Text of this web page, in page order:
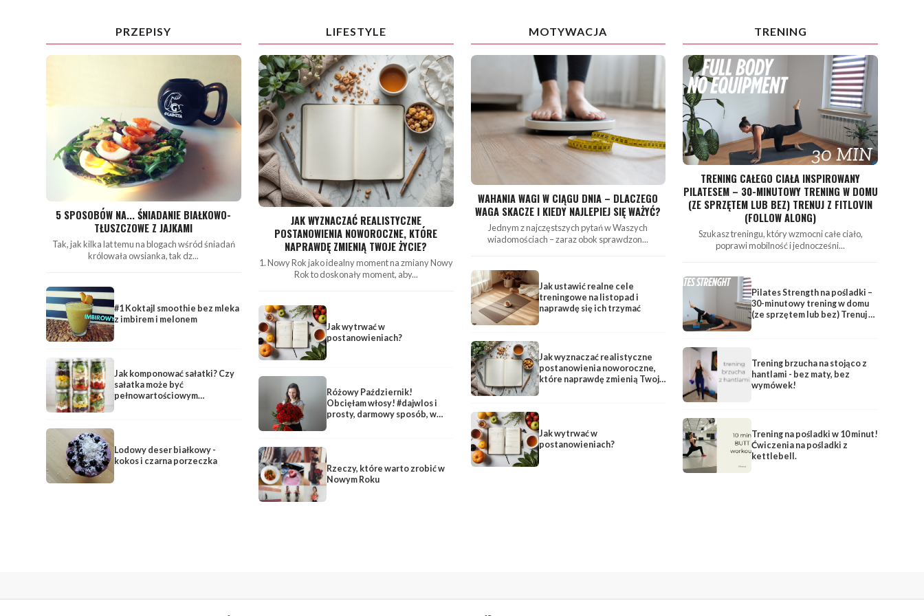
PRZEPISY
5 SPOSOBÓW NA... ŚNIADANIE BIAŁKOWO-
TŁUSZCZOWE Z JAJKAMI
Tak, jak kilka lat temu na blogach wśród śniadań
królowała owsianka, tak dz...
#1 Koktajl smoothie bez mleka
z imbirem i melonem
Jak komponować sałatki? Czy
sałatka może być
pełnowartościowym
Lodowy deser białkowy -
kokos i czarna porzeczka
LIFESTYLE
JAK WYZNACZAĆ REALISTYCZNE
POSTANOWIENIA NOWOROCZNE, KTÓRE
NAPRAWDĘ ZMIENIĄ TWOJE ŻYCIE?
1. Nowy Rok jako idealny moment na zmiany Nowy
Rok to doskonały moment, aby...
Jak wytrwać w
postanowieniach?
Różowy Październik!
Obcięłam włosy! #dajwlos i
prosty, darmowy sposób, w
Rzeczy, które warto zrobić w
Nowym Roku
MOTYWACJA
WAHANIA WAGI W CIĄGU DNIA – DLACZEGO
WAGA SKACZE I KIEDY NAJLEPIEJ SIĘ WAŻYĆ?
Jednym z najczęstszych pytań w Waszych
wiadomościach – zaraz obok sprawdzon...
Jak ustawić realne cele
treningowe na listopad i
naprawdę się ich trzymać
Jak wyznaczać realistyczne
postanowienia noworoczne,
które naprawdę zmienią Twoje
życie?
Jak wytrwać w
postanowieniach?
TRENING
TRENING CAŁEGO CIAŁA INSPIROWANY
PILATESEM – 30-MINUTOWY TRENING W DOMU
(ZE SPRZĘTEM LUB BEZ) TRENUJ Z FITLOVIN
(FOLLOW ALONG)
Szukasz treningu, który wzmocni całe ciało,
poprawi mobilność i jednocześni...
Pilates Strength na pośladki –
30-minutowy trening w domu
(ze sprzętem lub bez) Trenuj z
FITlovin (follow along)
Trening brzucha na stojąco z
hantlami - bez maty, bez
wymówek!
Trening na pośladki w 10 minut!
Ćwiczenia na pośladki z
kettlebell.